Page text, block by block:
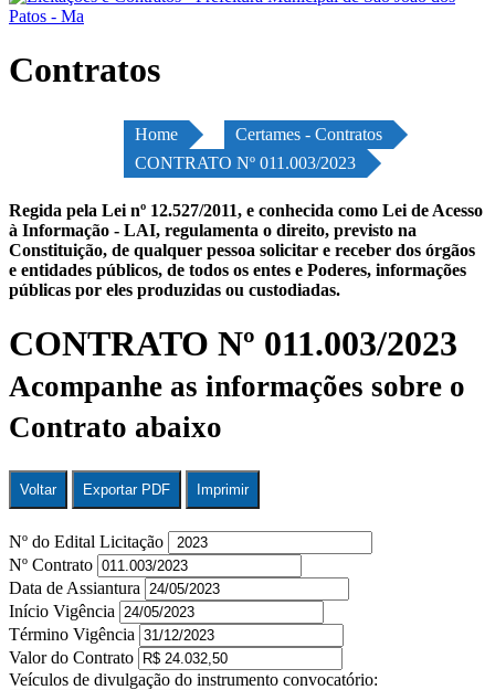
Contratos
Home
Certames - Contratos
CONTRATO Nº 011.003/2023
Regida pela Lei nº 12.527/2011, e conhecida como Lei de Acesso
à Informação - LAI, regulamenta o direito, previsto na
Constituição, de qualquer pessoa solicitar e receber dos órgãos
e entidades públicos, de todos os entes e Poderes, informações
públicas por eles produzidas ou custodiadas.
CONTRATO Nº 011.003/2023
Acompanhe as informações sobre o
Contrato abaixo
Voltar Exportar PDF Imprimir
Nº do Edital Licitação
Nº Contrato
Data de Assiantura
Início Vigência
Término Vigência
Valor do Contrato
Veículos de divulgação do instrumento convocatório: